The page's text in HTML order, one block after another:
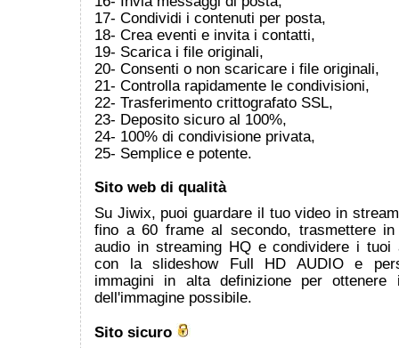
17- Condividi i contenuti per posta,
18- Crea eventi e invita i contatti,
19- Scarica i file originali,
20- Consenti o non scaricare i file originali,
21- Controlla rapidamente le condivisioni,
22- Trasferimento crittografato SSL,
23- Deposito sicuro al 100%,
24- 100% di condivisione privata,
25- Semplice e potente.
Sito web di qualità
Su Jiwix, puoi guardare il tuo video in
fino a 60 frame al secondo, trasmettere
audio in streaming HQ e condividere i tuoi
con la slideshow Full HD AUDIO e
immagini in alta definizione per ottenere
dell'immagine possibile.
Sito sicuro